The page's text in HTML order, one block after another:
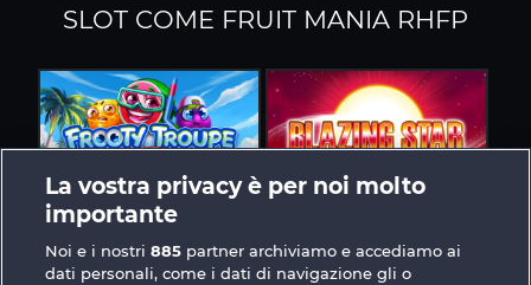
SLOT COME FRUIT MANIA RHFP
Frooty Troupe Sun Splash
La vostra privacy è per noi molto
importante
Noi e i nostri885 partner archiviamo e accediamo ai
dati personali, come i dati di navigazione gli o